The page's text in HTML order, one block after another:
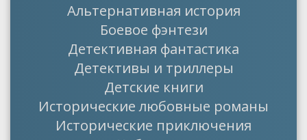
Альтернативная история
Боевое фэнтези
Детективная фантастика
Детективы и триллеры
Детские книги
Исторические любовные романы
Исторические приключения